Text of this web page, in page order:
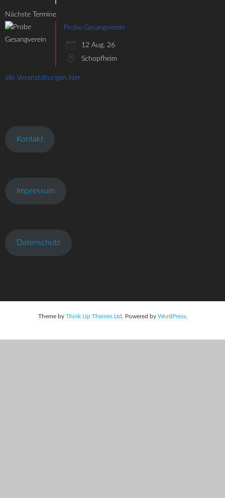
Nächste Termine
Probe Gesangverein
12 Aug. 26
Schopfheim
alle Veranstaltungen hier
Kontakt
Impressum
Datenschutz
Theme by Think Up Themes Ltd . Powered by WordPress.